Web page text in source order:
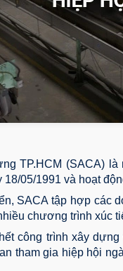
TP.HCM (SACA)
05/1991 và hoạt
SACA tập hợp các
chương trình
công trình xây
tham gia hiệp hội